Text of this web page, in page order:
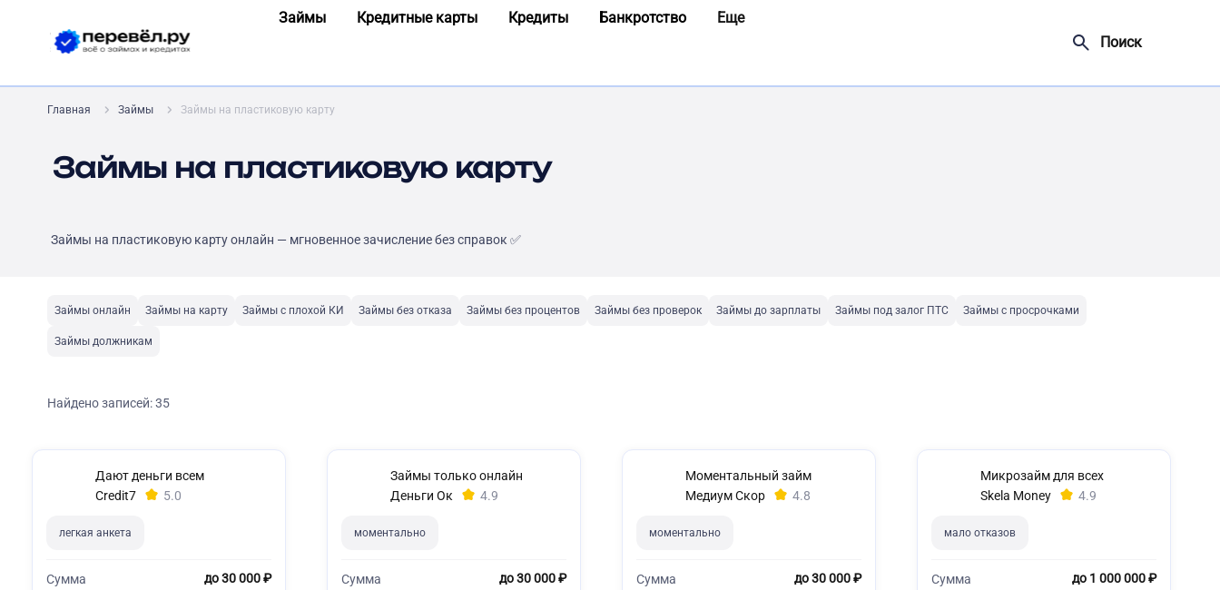
Займы Кредитные карты Кредиты Банкротство
Еще
Поиск
Главная Займы Займы на пластиковую карту
Займы на пластиковую карту
Займы на пластиковую карту онлайн — мгновенное зачисление без справок ✅
Займы онлайн Займы на карту Займы с плохой КИ Займы без отказа Займы без процентов Займы без проверок Займы до зарплаты Займы под залог ПТС Займы с просрочками
Займы должникам
Найдено записей:35
Дают деньги всем
Credit7
5.0
легкая анкета
Сумма
до 30 000 ₽
Займы только онлайн
Деньги Ок
4.9
моментально
Сумма
до 30 000 ₽
Моментальный займ
Медиум Скор
4.8
моментально
Сумма
до 30 000 ₽
Микрозайм для всех
Skela Money
4.9
мало отказов
Сумма
до 1 000 000 ₽